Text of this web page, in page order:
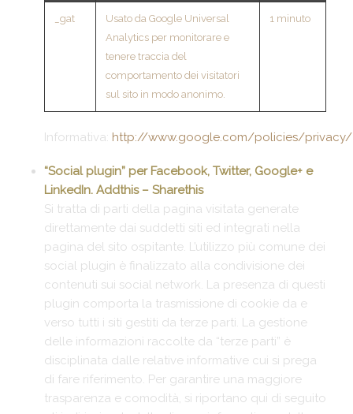
_gat
Usato da Google Universal
Analytics per monitorare e
tenere traccia del
comportamento dei visitatori
sul sito in modo anonimo.
1 minuto
Informativa: http://www.google.com/policies/privacy/
“Social plugin” per Facebook, Twitter, Google+ e
LinkedIn. Addthis – Sharethis
Si tratta di parti della pagina visitata generate
direttamente dai suddetti siti ed integrati nella
pagina del sito ospitante. L’utilizzo più comune dei
social plugin è finalizzato alla condivisione dei
contenuti sui social network. La presenza di questi
plugin comporta la trasmissione di cookie da e
verso tutti i siti gestiti da terze parti. La gestione
delle informazioni raccolte da “terze parti” è
disciplinata dalle relative informative cui si prega
di fare riferimento. Per garantire una maggiore
trasparenza e comodità, si riportano qui di seguito